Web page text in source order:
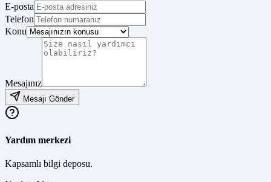
E-posta
Telefon
Konu
Mesajınız
Mesajı Gönder
Yardım merkezi
Kapsamlı bilgi deposu.